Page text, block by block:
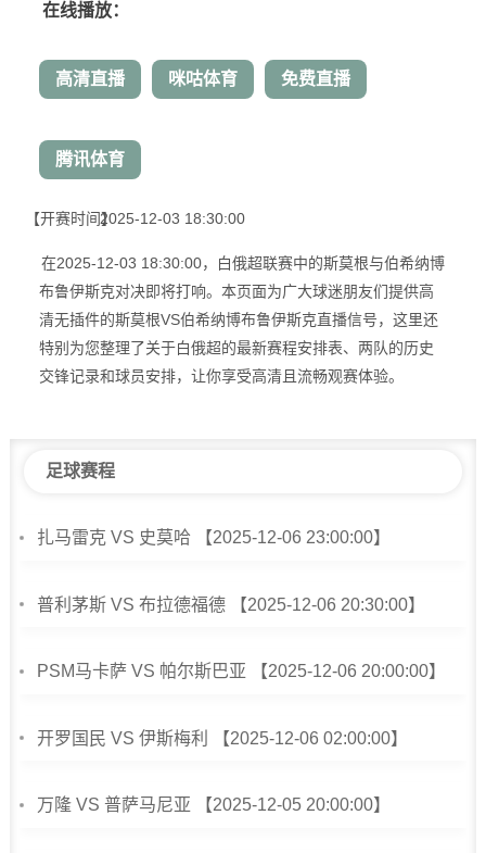
鲁伊斯克 白俄超
在线播放：
高清直播 咪咕体育 免费直播
腾讯体育
【开赛时间】2025-12-03 18:30:00
在2025-12-03 18:30:00，白俄超联赛中的斯莫根与伯希纳博
布鲁伊斯克对决即将打响。本页面为广大球迷朋友们提供高
清无插件的斯莫根VS伯希纳博布鲁伊斯克直播信号，这里还
特别为您整理了关于白俄超的最新赛程安排表、两队的历史
交锋记录和球员安排，让你享受高清且流畅观赛体验。
足球赛程
扎马雷克 VS 史莫哈 【2025-12-06 23:00:00】
普利茅斯 VS 布拉德福德 【2025-12-06 20:30:00】
PSM马卡萨 VS 帕尔斯巴亚 【2025-12-06 20:00:00】
开罗国民 VS 伊斯梅利 【2025-12-06 02:00:00】
万隆 VS 普萨马尼亚 【2025-12-05 20:00:00】